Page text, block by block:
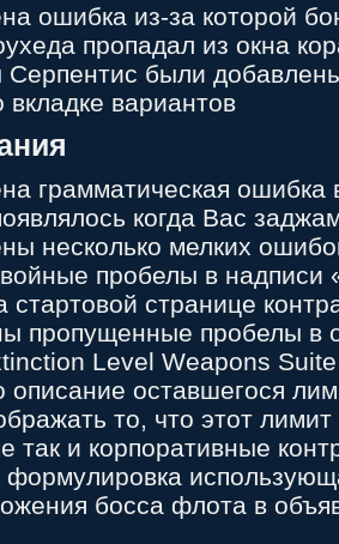
ошибка из-за которой
пропадал из окна
Серпентис были
вкладке вариантов
грамматическая ошибка
когда Вас
несколько мелких
пробелы в надписи
стартовой странице
пропущенные пробелы в
Level Weapons
оставшегося
то, что этот лимит
так и корпоративные
формулировка
босса флота в